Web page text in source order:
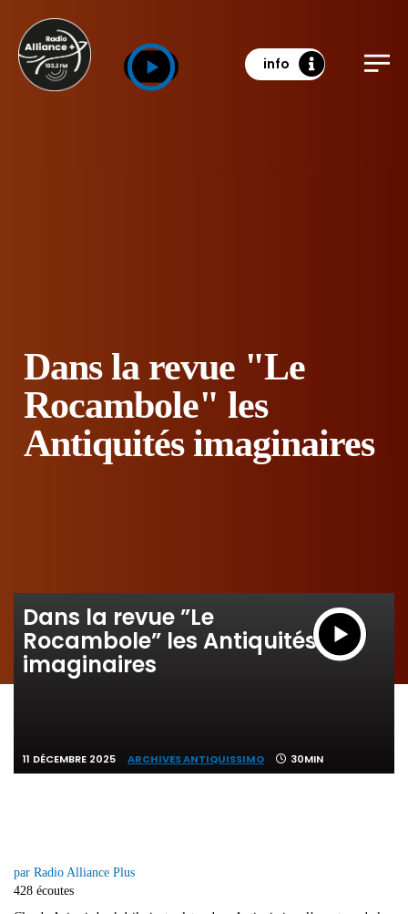
info
Dans la revue "Le
Rocambole" les
Antiquités imaginaires
Dans la revue ”Le
Rocambole” les Antiquités
imaginaires
11 DÉCEMBRE 2025 ARCHIVES ANTIQUISSIMO 30MIN
par Radio Alliance Plus
428 écoutes